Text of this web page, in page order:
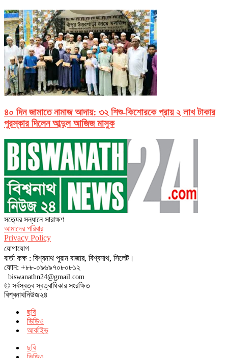
৪০ দিন জামাতে নামাজ আদায়: ৩২ শিশু-কিশোরকে প্রায় ২ লাখ টাকার
পুরস্কার দিলেন আব্দুল আজিজ মাসুক
সত‌্যের সন্ধানে সারাক্ষণ
আমাদের পরিবার
Privacy Policy
যোগাযোগ
বার্তা কক্ষ : বিশ্বনাথ পুরান বাজার, বিশ্বনাথ, সিলেট।
ফোন: +৮৮-০৯৬৯৭০৮০৮১২
biswanathn24@gmail.com
© সর্বস্বত্ব স্বত্বাধিকার সংরক্ষিত
বিশ্বনাথনিউজ২৪
ছবি
ভিডিও
আর্কাইভ
ছবি